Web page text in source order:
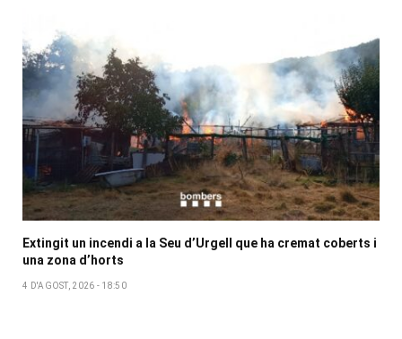
Extingit un incendi a la Seu d’Urgell que ha cremat coberts i
una zona d’horts
4 D'AGOST, 2026 - 18:50